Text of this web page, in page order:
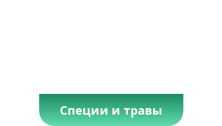
Специи и травы